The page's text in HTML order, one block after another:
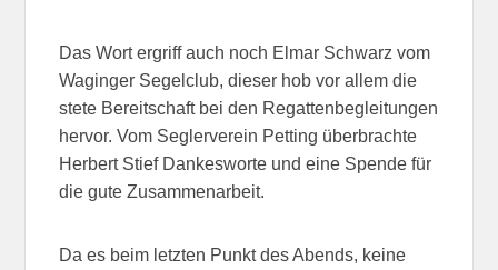
Das Wort ergriff auch noch Elmar Schwarz vom
Waginger Segelclub, dieser hob vor allem die
stete Bereitschaft bei den Regattenbegleitungen
hervor. Vom Seglerverein Petting überbrachte
Herbert Stief Dankesworte und eine Spende für
die gute Zusammenarbeit.
Da es beim letzten Punkt des Abends, keine